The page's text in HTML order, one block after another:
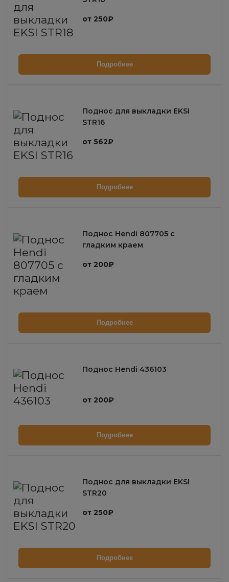
от 250₽
Подробнее
Поднос для выкладки EKSI
STR16
от 562₽
Подробнее
Поднос Hendi 807705 с
гладким краем
от 200₽
Подробнее
Поднос Hendi 436103
от 200₽
Подробнее
Поднос для выкладки EKSI
STR20
от 250₽
Подробнее